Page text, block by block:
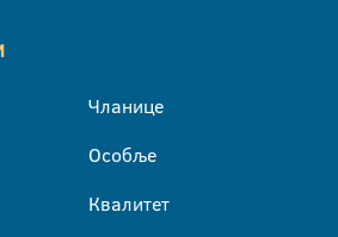
Чланице
Особље
Квалитет